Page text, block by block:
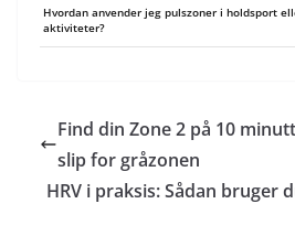
at tjekke afvigelsen.
markant forhøjet eller HRV lav, skaler
dine faste zoner ud fra enkeltstående
Hvordan anvender jeg pulszoner i holdsport
aktiviteter?
Find din Zone 2 på 10
slip for gråzonen
HRV i praksis: Sådan bruger